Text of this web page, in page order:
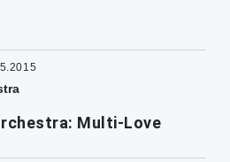
Multi-Love